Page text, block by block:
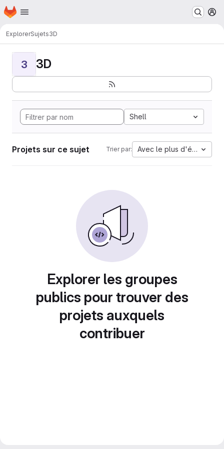
Passer au contenu principal
Page d'accueil
ExplorerSujets3D
3 3D
Shell
Projets sur ce sujet Trier par: Avec le plus d'étoiles
Explorer les groupes
publics pour trouver des
projets auxquels
contribuer